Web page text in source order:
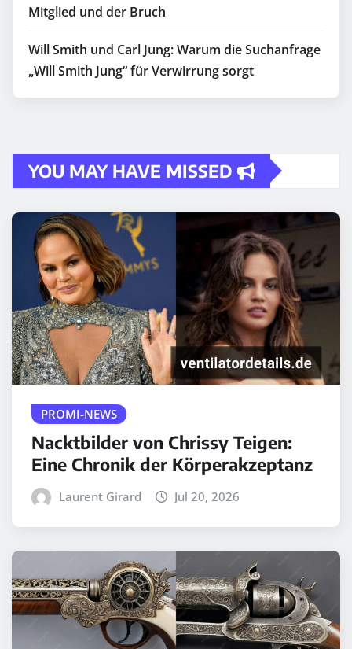
Mitglied und der Bruch
Will Smith und Carl Jung: Warum die Suchanfrage
„Will Smith Jung“ für Verwirrung sorgt
YOU MAY HAVE MISSED
PROMI-NEWS
Nacktbilder von Chrissy Teigen:
Eine Chronik der Körperakzeptanz
Laurent Girard Jul 20, 2026